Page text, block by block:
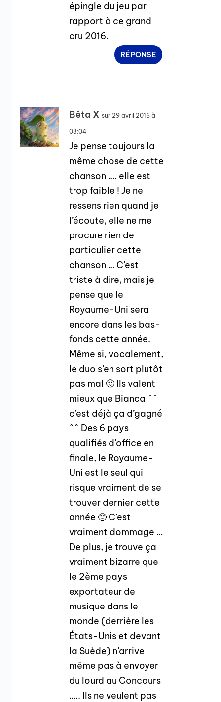
épingle du jeu par
rapport à ce grand
cru 2016.
RÉPONSE
Bêta X sur 29 avril 2016 à
08:04
Je pense toujours la
même chose de cette
chanson …. elle est
trop faible ! Je ne
ressens rien quand je
l’écoute, elle ne me
procure rien de
particulier cette
chanson … C’est
triste à dire, mais je
pense que le
Royaume-Uni sera
encore dans les bas-
fonds cette année.
Même si, vocalement,
le duo s’en sort plutôt
pas mal 🙂 Ils valent
mieux que Bianca ^^
c’est déjà ça d’gagné
^^ Des 6 pays
qualifiés d’office en
finale, le Royaume-
Uni est le seul qui
risque vraiment de se
trouver dernier cette
année 🙁 C’est
vraiment dommage …
De plus, je trouve ça
vraiment bizarre que
le 2ème pays
exportateur de
musique dans le
monde (derrière les
États-Unis et devant
la Suède) n’arrive
même pas à envoyer
du lourd au Concours
….. Ils ne veulent pas